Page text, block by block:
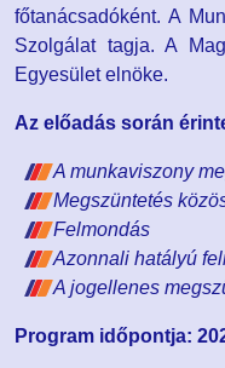
főtanácsadóként. A
Szolgálat tagja. A
Egyesület elnöke.
Az előadás során
A munkaviszony
Megszüntetés
Felmondás
Azonnali hatályú
A jogellenes
Program időpontja: